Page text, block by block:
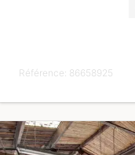
Référence: 86658925